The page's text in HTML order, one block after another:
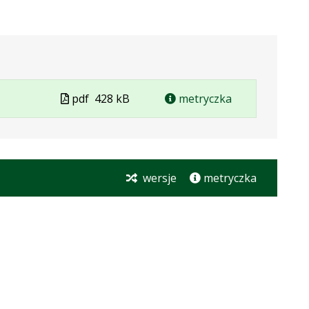
Plik
w
pdf 428 kB metryczka
wersje metryczka